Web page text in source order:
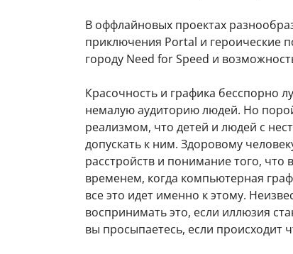
В оффлайновых проектах
приключения Portal и героические
городу Need for Speed и
Красочность и графика бесспорно
немалую аудиторию людей. Но
реализмом, что детей и людей с
допускать к ним. Здоровому
расстройств и понимание того, что
временем, когда компьютерная
все это идет именно к этому.
воспринимать это, если иллюзия
вы просыпаетесь, если происходит